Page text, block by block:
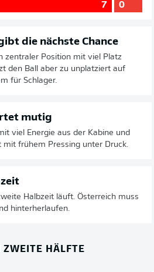
7
0
die nächste Chance
zentraler Position mit viel Platz
den Ball aber zu unplatziert auf
für Schlager.
mutig
viel Energie aus der Kabine und
mit frühem Pressing unter Druck.
Halbzeit läuft. Österreich muss
hinterherlaufen.
ZWEITE HÄLFTE